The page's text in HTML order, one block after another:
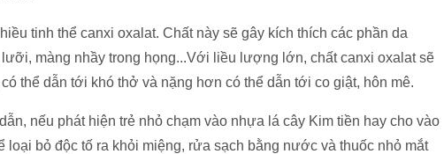
tinh thể canxi oxalat. Chất này sẽ gây kích thích các phần da
màng nhầy trong họng...Với liều lượng lớn, chất canxi oxalat sẽ
thể dẫn tới khó thở và nặng hơn có thể dẫn tới co giật, hôn mê.
nếu phát hiện trẻ nhỏ chạm vào nhựa lá cây Kim tiền hay cho vào
loại bỏ độc tố ra khỏi miệng, rửa sạch bằng nước và thuốc nhỏ mắt